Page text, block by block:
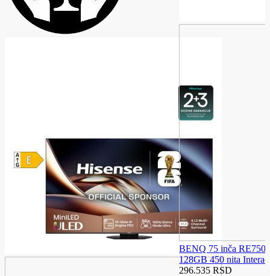
BENQ 75 inča
128GB 450 nita
296.535 RSD